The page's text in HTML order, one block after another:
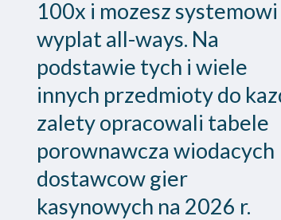
100x i mozesz systemowi
wyplat all-ways. Na
podstawie tych i wiele
innych przedmioty do
zalety opracowali tabele
porownawcza wiodacych
dostawcow gier
kasynowych na 2026 r.